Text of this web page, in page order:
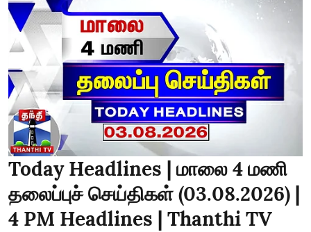
Today Headlines | மாலை 4 மணி
தலைப்புச் செய்திகள் (03.08.2026) |
4 PM Headlines | Thanthi TV